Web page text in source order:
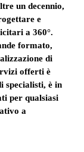
un decennio,
e
a 360°.
formato,
di
offerti è
specialisti, è in
per qualsiasi
a